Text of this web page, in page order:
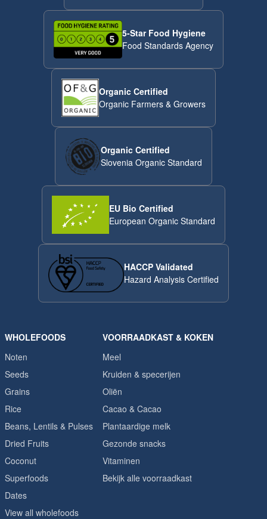
5-Star Food Hygiene
Food Standards Agency
Organic Certified
Organic Farmers & Growers
Organic Certified
Slovenia Organic Standard
EU Bio Certified
European Organic Standard
HACCP Validated
Hazard Analysis Certified
WHOLEFOODS
Noten
Seeds
Grains
Rice
Beans, Lentils & Pulses
Dried Fruits
Coconut
Superfoods
Dates
View all wholefoods
VOORRAADKAST & KOKEN
Meel
Kruiden & specerijen
Oliën
Cacao & Cacao
Plantaardige melk
Gezonde snacks
Vitaminen
Bekijk alle voorraadkast